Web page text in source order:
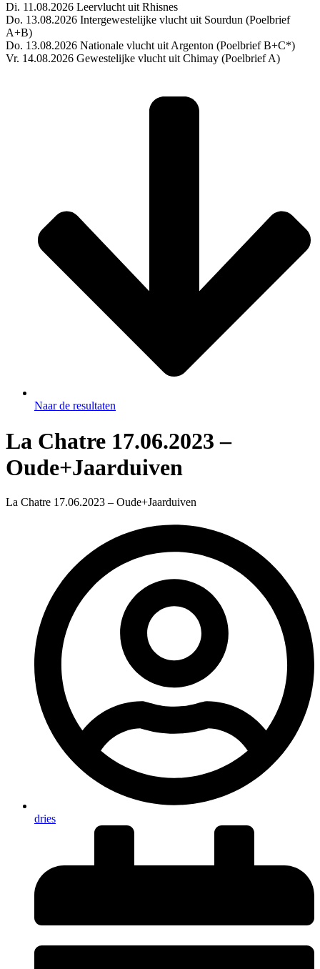
Di. 11.08.2026 Leervlucht uit Rhisnes
Do. 13.08.2026 Intergewestelijke vlucht uit Sourdun (Poelbrief
A+B)
Do. 13.08.2026 Nationale vlucht uit Argenton (Poelbrief B+C*)
Vr. 14.08.2026 Gewestelijke vlucht uit Chimay (Poelbrief A)
Naar de resultaten
La Chatre 17.06.2023 –
Oude+Jaarduiven
La Chatre 17.06.2023 – Oude+Jaarduiven
dries